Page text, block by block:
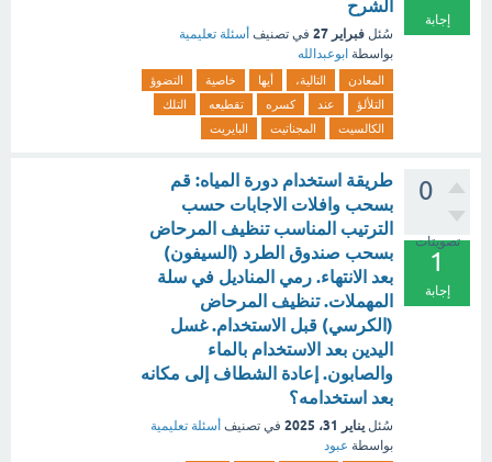
إجابة
الشرح
سُئل فبراير 27 في تصنيف أسئلة تعليمية
بواسطة ابوعبدالله
المعادن التالية، أيها خاصية
التضوؤ
التلألؤ
عند كسره تقطيعه
التلك
الكالسيت
المجناتيت البايريت
0
تصويتات
1
إجابة
طريقة استخدام دورة المياه: قم
بسحب وافلات الاجابات حسب
الترتيب المناسب تنظيف المرحاض
بسحب صندوق الطرد (السيفون)
بعد الانتهاء. رمي المناديل في سلة
المهملات. تنظيف المرحاض
(الكرسي) قبل الاستخدام. غسل
اليدين بعد الاستخدام بالماء
والصابون. إعادة الشطاف إلى مكانه
بعد استخدامه؟
سُئل يناير 31، 2025 في تصنيف أسئلة تعليمية
بواسطة عبود